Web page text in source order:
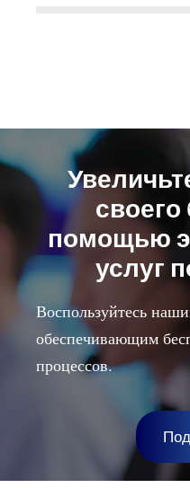
своего
помощью
услуг
Воспользуйтесь
обеспечивающим
процессов.